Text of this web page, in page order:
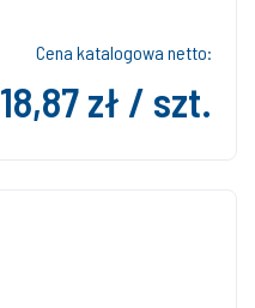
Cena katalogowa netto:
18,87 zł / szt.